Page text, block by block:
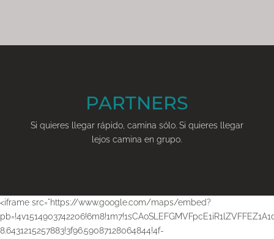
PARTNERS
Si quieres llegar rápido, camina sólo. Si quieres llegar
lejos camina en grupo.
<iframe src="https://www.google.com/maps/embed?
8.6431215257883!3f96.59087128064844!4f-